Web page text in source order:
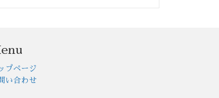
プページ
い合わせ